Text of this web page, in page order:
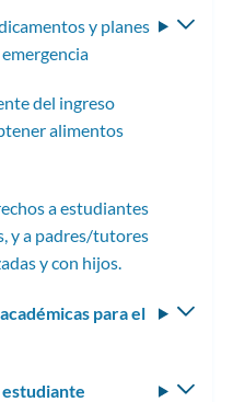
y planes
del ingreso
alimentos
a estudiantes
y a padres/tutores
y con hijos.
para el